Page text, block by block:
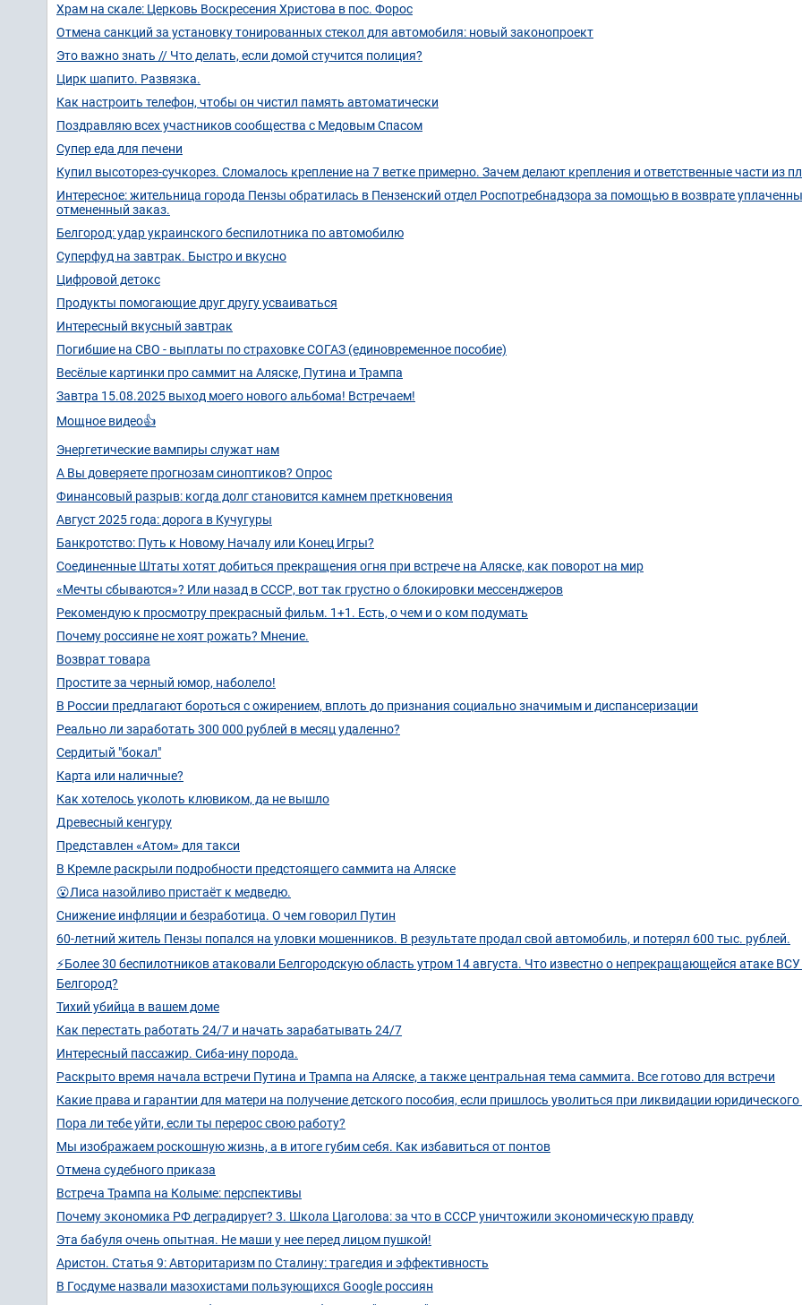
Храм на скале: Церковь Воскресения Христова в пос. Форос
Отмена санкций за установку тонированных стекол для автомобиля: новый законопроект
Это важно знать // Что делать, если домой стучится полиция?
Цирк шапито. Развязка.
Как настроить телефон, чтобы он чистил память автоматически
Поздравляю всех участников сообщества с Медовым Спасом
Супер еда для печени
Купил высоторез-сучкорез. Сломалось крепление на 7 ветке примерно. Зачем делают крепления и ответственные части из
Интересное: жительница города Пензы обратилась в Пензенский отдел Роспотребнадзора за помощью в возврате
отмененный заказ.
Белгород: удар украинского беспилотника по автомобилю
Суперфуд на завтрак. Быстро и вкусно
Цифровой детокс
Продукты помогающие друг другу усваиваться
Интересный вкусный завтрак
Погибшие на СВО - выплаты по страховке СОГАЗ (единовременное пособие)
Весёлые картинки про саммит на Аляске, Путина и Трампа
Завтра 15.08.2025 выход моего нового альбома! Встречаем!
Мощное видео👍
Энергетические вампиры служат нам
А Вы доверяете прогнозам синоптиков? Опрос
Финансовый разрыв: когда долг становится камнем преткновения
Август 2025 года: дорога в Кучугуры
Банкротство: Путь к Новому Началу или Конец Игры?
Соединенные Штаты хотят добиться прекращения огня при встрече на Аляске, как поворот на мир
«Мечты сбываются»? Или назад в СССР, вот так грустно о блокировки мессенджеров
Рекомендую к просмотру прекрасный фильм. 1+1. Есть, о чем и о ком подумать
Почему россияне не хоят рожать? Мнение.
Возврат товара
Простите за черный юмор, наболело!
В России предлагают бороться с ожирением, вплоть до признания социально значимым и диспансеризации
Реально ли заработать 300 000 рублей в месяц удаленно?
Сердитый "бокал"
Карта или наличные?
Как хотелось уколоть клювиком, да не вышло
Древесный кенгуру
Представлен «Атом» для такси
В Кремле раскрыли подробности предстоящего саммита на Аляске
😮Лиса назойливо пристаёт к медведю.
Снижение инфляции и безработица. О чем говорил Путин
60-летний житель Пензы попался на уловки мошенников. В результате продал свой автомобиль, и потерял 600 тыс. рублей.
⚡Более 30 беспилотников атаковали Белгородскую область утром 14 августа. Что известно о непрекращающейся атаке ВСУ
Белгород?
Тихий убийца в вашем доме
Как перестать работать 24/7 и начать зарабатывать 24/7
Интересный пассажир. Сиба-ину порода.
Раскрыто время начала встречи Путина и Трампа на Аляске, а также центральная тема саммита. Все готово для встречи
Какие права и гарантии для матери на получение детского пособия, если пришлось уволиться при ликвидации юридического
Пора ли тебе уйти, если ты перерос свою работу?
Мы изображаем роскошную жизнь, а в итоге губим себя. Как избавиться от понтов
Отмена судебного приказа
Встреча Трампа на Колыме: перспективы
Почему экономика РФ деградирует? 3. Школа Цаголова: за что в СССР уничтожили экономическую правду
Эта бабуля очень опытная. Не маши у нее перед лицом пушкой!
Аристон. Статья 9: Авторитаризм по Сталину: трагедия и эффективность
В Госдуме назвали мазохистами пользующихся Google россиян